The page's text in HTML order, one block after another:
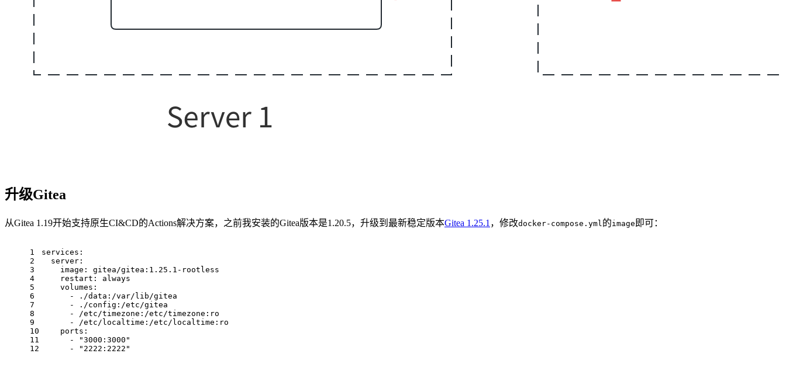
升级Gitea
从Gitea 1.19开始支持原生CI&CD的Actions解决方案，之前我安装的Gitea版本是1.20.5，升级到最新稳定版本Gitea 1.25.1 ，修改docker-compose.yml 的image 即可：
1
2
3
4
5
6
7
8
9
10
11
12
services:
  server:
    image: gitea/gitea:1.25.1-rootless
    restart: always
    volumes:
      - ./data:/var/lib/gitea
      - ./config:/etc/gitea
      - /etc/timezone:/etc/timezone:ro
      - /etc/localtime:/etc/localtime:ro
    ports:
      - "3000:3000"
      - "2222:2222"